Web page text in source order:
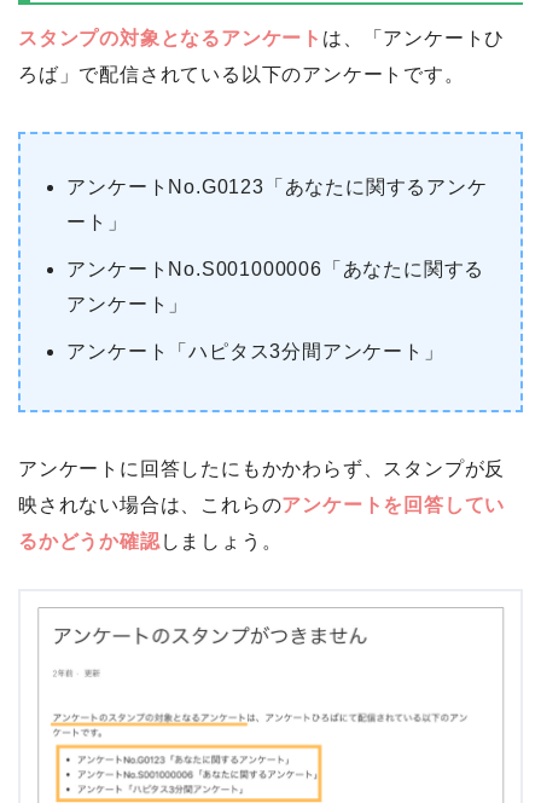
スタンプの対象となるアンケート は、「アンケートひ
ろば」で配信されている以下のアンケートです。
アンケートNo.G0123「あなたに関するアンケ
ート」
アンケートNo.S001000006「あなたに関する
アンケート」
アンケート「ハピタス3分間アンケート」
アンケートに回答したにもかかわらず、スタンプが反
映されない場合は、これらのアンケートを回答してい
るかどうか確認 しましょう。